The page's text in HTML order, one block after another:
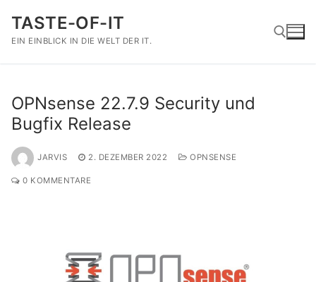
Inhalt
springen
TASTE-OF-IT
EIN EINBLICK IN DIE WELT DER IT.
OPNsense 22.7.9 Security und
Bugfix Release
JARVIS 2. DEZEMBER 2022 OPNSENSE
0 KOMMENTARE